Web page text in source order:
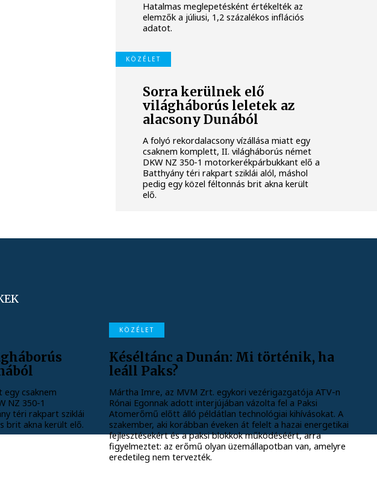
Hatalmas meglepetésként értékelték az
elemzők a júliusi, 1,2 százalékos inflációs
adatot.
KÖZÉLET
Sorra kerülnek elő
világháborús leletek az
alacsony Dunából
A folyó rekordalacsony vízállása miatt egy
csaknem komplett, II. világháborús német
DKW NZ 350-1 motorkerékpárbukkant elő a
Batthyány téri rakpart sziklái alól, máshol
pedig egy közel féltonnás brit akna került
elő.
egy csaknem
NZ 350-1
téri rakpart sziklái
brit akna került elő.
KÖZÉLET
Késéltánc a Dunán: Mi történik, ha
leáll Paks?
Mártha Imre, az MVM Zrt. egykori vezérigazgatója ATV-n
Rónai Egonnak adott interjújában vázolta fel a Paksi
Atomerőmű előtt álló példátlan technológiai kihívásokat. A
szakember, aki korábban éveken át felelt a hazai energetikai
fejlesztésekért és a paksi blokkok működéséért, arra
figyelmeztet: az erőmű olyan üzemállapotban van, amelyre
eredetileg nem tervezték.